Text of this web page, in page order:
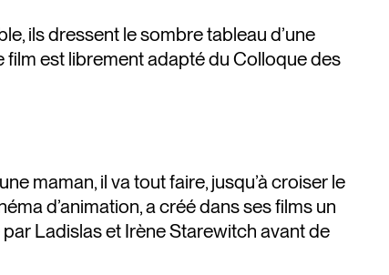
ils dressent le sombre tableau d’une
film est librement adapté du Colloque des
maman, il va tout faire, jusqu’à croiser le
d’animation, a créé dans ses films un
Ladislas et Irène Starewitch avant de